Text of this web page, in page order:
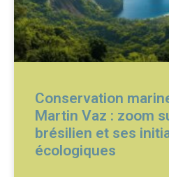
Conservation
Martin Vaz : zoom
brésilien et ses
écologiques